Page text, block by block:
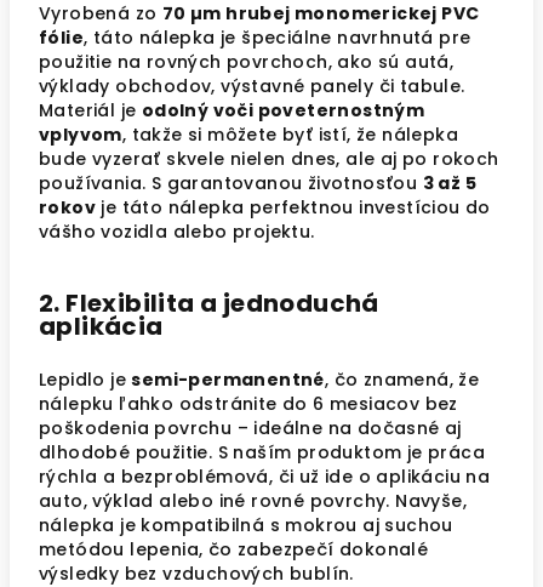
Vyrobená zo 70 µm hrubej monomerickej PVC
fólie, táto nálepka je špeciálne navrhnutá pre
použitie na rovných povrchoch, ako sú autá,
výklady obchodov, výstavné panely či tabule.
Materiál je odolný voči poveternostným
vplyvom, takže si môžete byť istí, že nálepka
bude vyzerať skvele nielen dnes, ale aj po rokoch
používania. S garantovanou životnosťou 3 až 5
rokov je táto nálepka perfektnou investíciou do
vášho vozidla alebo projektu.
2. Flexibilita a jednoduchá
aplikácia
Lepidlo jesemi-permanentné, čo znamená, že
nálepku ľahko odstránite do 6 mesiacov bez
poškodenia povrchu – ideálne na dočasné aj
dlhodobé použitie. S naším produktom je práca
rýchla a bezproblémová, či už ide o aplikáciu na
auto, výklad alebo iné rovné povrchy. Navyše,
nálepka je kompatibilná s mokrou aj suchou
metódou lepenia, čo zabezpečí dokonalé
výsledky bez vzduchových bublín.